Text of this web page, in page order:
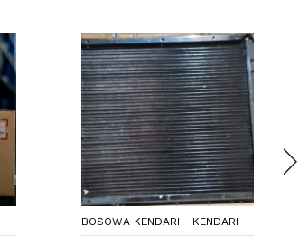
BOSOWA KENDARI - KENDARI